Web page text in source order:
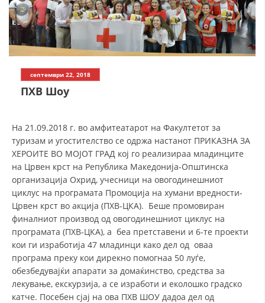
ИСТОРИЈАТ НА ЦКРМ
ИСТОРИЈАТ НА ДВИЖЕЊЕТО
СТРУКТУРА НА ОРГАНИЗАЦИЈАТА
ЧЛЕНСТВО ВО ПРОФЕСИОНАЛНИ ТЕЛА
ЗАКОН ЗА ЦКРМ
СТАТУТ НА ЦКРМ
ОРГАНИЗАЦИЈА И РАЗВОЈ
септември 22, 2018
ПХВ Шоу
На 21.09.2018 г. во амфитеатарот на Факултетот за
туризам и угостителство се одржа настанот ПРИКАЗНА ЗА
ХЕРОИТЕ ВО МОЈОТ ГРАД кој го реализираа младинците
на Црвен крст на Република Македонија-Општинска
организација Охрид, учесници на овогодинешниот
циклус на програмата Промоција на хумани вредности-
Црвен крст во акција (ПХВ-ЦКА). Беше промовиран
финалниот производ од овогодинешниот циклус на
програмата (ПХВ-ЦКА), а беа претставени и 6-те проекти
кои ги изработија 47 младинци како дел од оваа
програма преку кои дирекно помогнаа 50 луѓе,
обезбедувајќи апарати за домаќинство, средства за
лекување, екскурзија, а се изработи и еколошко градско
катче. Посебен сјај на ова ПХВ ШОУ дадоа дел од